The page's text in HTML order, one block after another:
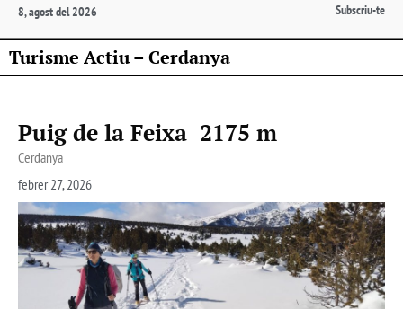
8, agost del 2026 Subscriu-te
Turisme Actiu – Cerdanya
Puig de la Feixa 2175 m
Cerdanya
febrer 27, 2026